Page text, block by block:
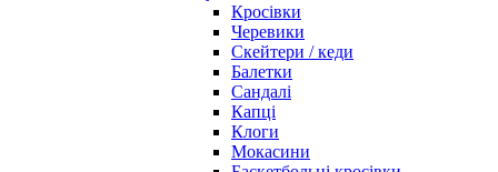
Кросівки
Черевики
Скейтери / кеди
Балетки
Сандалі
Капці
Клоги
Мокасини